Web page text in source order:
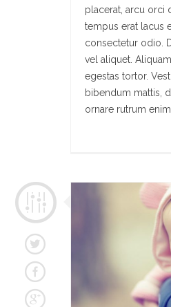
placerat, arcu orci
tempus erat lacus
consectetur odio.
vel aliquet.
egestas tortor.
bibendum mattis,
ornare rutrum enim